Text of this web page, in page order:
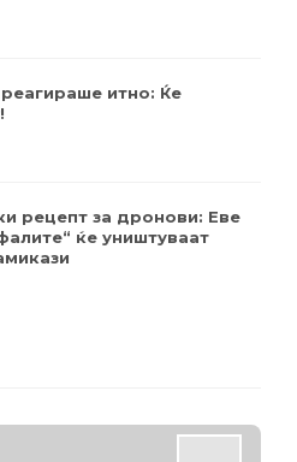
итно: Ќе
рецепт за дронови: Еве
ќе уништуваат